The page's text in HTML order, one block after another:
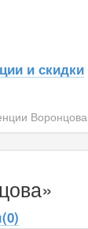
и скидки